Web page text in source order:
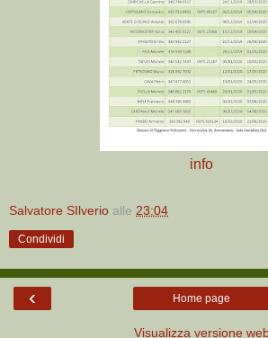
info
Salvatore SIlverio alle 23:04
Condividi
‹ Home page
Visualizza versione